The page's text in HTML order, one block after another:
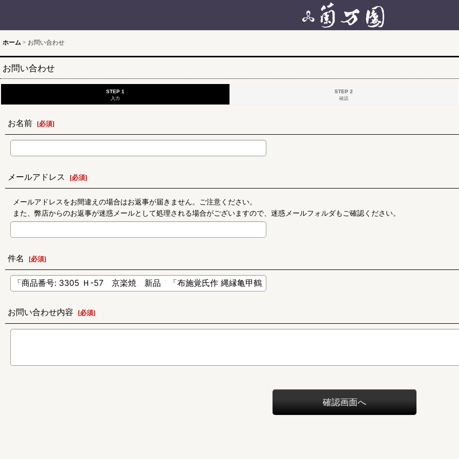
ホーム > お問い合わせ
お問い合わせ
STEP 1
入力
STEP 2
確認
お名前 [必須]
メールアドレス [必須]
メールアドレスをお間違えの場合はお返事が届きません。ご注意ください。
また、弊店からのお返事が迷惑メールとして処理される場合がございますので、迷惑メールフォルダもご確認ください。
件名 [必須]
お問い合わせ内容 [必須]
確認画面へ